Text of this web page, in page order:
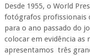
Desde 1955, o World
fotógrafos profissionais
para o ano passado do
colocar em evidência
apresentamos três